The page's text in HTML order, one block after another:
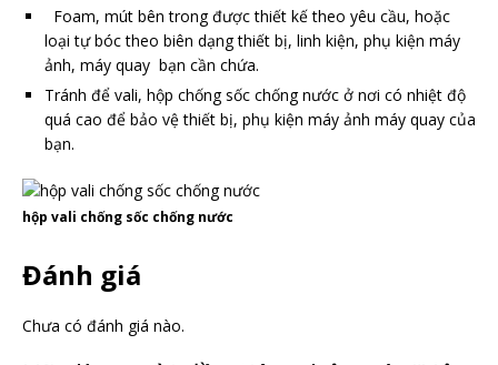
Foam, mút bên trong được thiết kế theo yêu cầu, hoặc
loại tự bóc theo biên dạng thiết bị, linh kiện, phụ kiện máy
ảnh, máy quay bạn cần chứa.
Tránh để vali, hộp chống sốc chống nước ở nơi có nhiệt độ
quá cao để bảo vệ thiết bị, phụ kiện máy ảnh máy quay của
bạn.
hộp vali chống sốc chống nước
Đánh giá
Chưa có đánh giá nào.